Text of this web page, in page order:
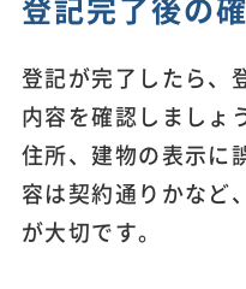
登記が完了したら、
内容を確認しましょ
住所、建物の表示に
容は契約通りかなど
が大切です。